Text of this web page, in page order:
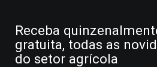
Receba
gratuita, todas as
do setor agrícola